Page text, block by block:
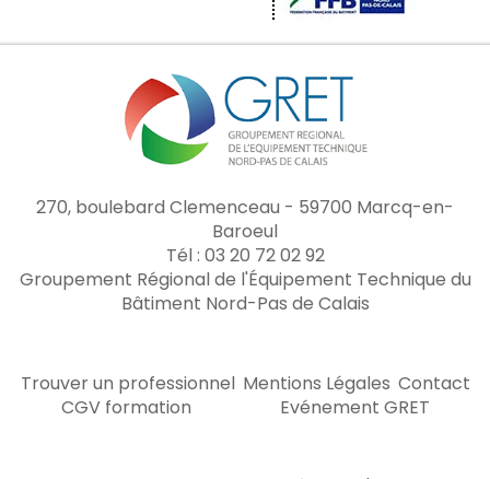
270, boulebard Clemenceau - 59700 Marcq-en-
Baroeul
Tél : 03 20 72 02 92
Groupement Régional de l'Équipement Technique du
Bâtiment Nord-Pas de Calais
Trouver un professionnel Mentions Légales Contact
CGV formation
Evénement GRET